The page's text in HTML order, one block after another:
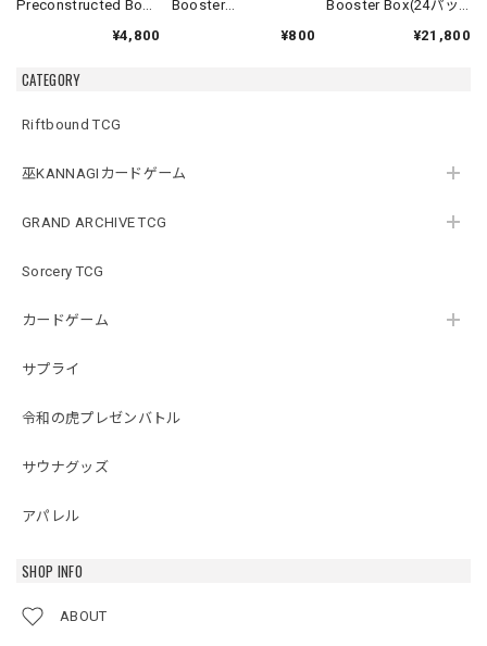
CATEGORY
Riftbound TCG
巫KANNAGIカードゲーム
GRAND ARCHIVE TCG
Sorcery TCG
カードゲーム
サプライ
令和の虎プレゼンバトル
サウナグッズ
アパレル
SHOP INFO
ABOUT
Preconstructed Box
【Contested Realm
¥4,800
Booster
Realm Beta】《英語
¥800
Booster Box(24パッ
Legends】《英語¥21,800